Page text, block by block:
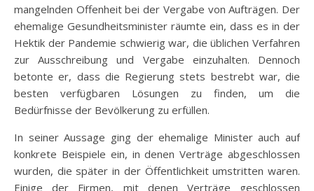
mangelnden Offenheit bei der Vergabe von Aufträgen. Der
ehemalige Gesundheitsminister räumte ein, dass es in der
Hektik der Pandemie schwierig war, die üblichen Verfahren
zur Ausschreibung und Vergabe einzuhalten. Dennoch
betonte er, dass die Regierung stets bestrebt war, die
besten verfügbaren Lösungen zu finden, um die
Bedürfnisse der Bevölkerung zu erfüllen.
In seiner Aussage ging der ehemalige Minister auch auf
konkrete Beispiele ein, in denen Verträge abgeschlossen
wurden, die später in der Öffentlichkeit umstritten waren.
Einige der Firmen, mit denen Verträge geschlossen